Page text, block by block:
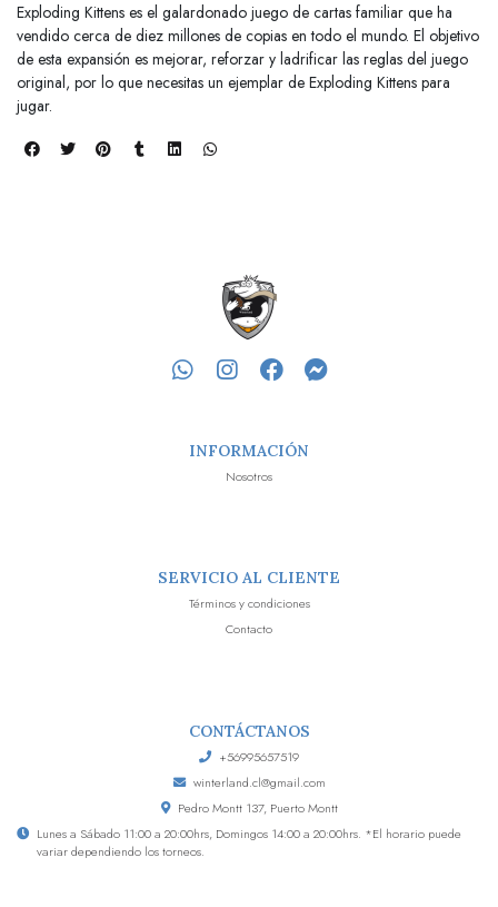
Exploding Kittens es el galardonado juego de cartas familiar que ha
vendido cerca de diez millones de copias en todo el mundo. El objetivo
de esta expansión es mejorar, reforzar y ladrificar las reglas del juego
original, por lo que necesitas un ejemplar de Exploding Kittens para
jugar.
INFORMACIÓN
Nosotros
SERVICIO AL CLIENTE
Términos y condiciones
Contacto
CONTÁCTANOS
+56995657519
winterland.cl@gmail.com
Pedro Montt 137, Puerto Montt
Lunes a Sábado 11:00 a 20:00hrs, Domingos 14:00 a 20:00hrs. *El horario puede
variar dependiendo los torneos.